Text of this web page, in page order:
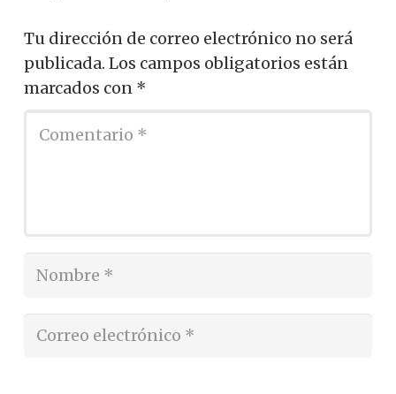
Tu dirección de correo electrónico no será
publicada. Los campos obligatorios están
marcados con *